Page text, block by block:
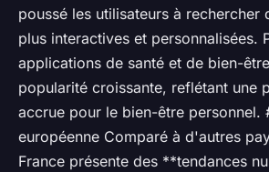
poussé les utilisateurs à rechercher
plus interactives et personnalisées.
applications de santé et de bien-
popularité croissante, reflétant une
accrue pour le bien-être personnel.
européenne Comparé à d'autres
France présente des **tendances